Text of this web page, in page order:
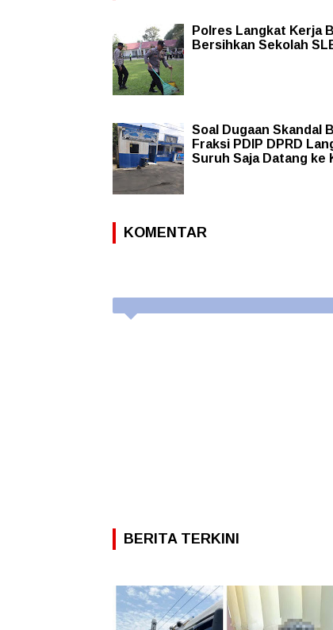
Polres Langkat Kerja
Bersihkan Sekolah
Soal Dugaan Skandal
Fraksi PDIP DPRD
Suruh Saja Datang ke
KOMENTAR
BERITA TERKINI